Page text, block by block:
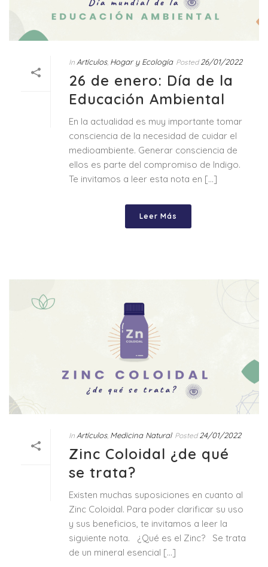
In Artículos, Hogar y Ecología Posted 26/01/2022
26 de enero: Día de la
Educación Ambiental
En la actualidad es muy importante tomar
consciencia de la necesidad de cuidar el
medioambiente. Generar consciencia de
ellos es parte del compromiso de Indigo.
Te invitamos a leer esta nota en [...]
Leer Más
In Artículos, Medicina Natural Posted 24/01/2022
Zinc Coloidal ¿de qué
se trata?
Existen muchas suposiciones en cuanto al
Zinc Coloidal. Para poder clarificar su uso
y sus beneficios, te invitamos a leer la
siguiente nota. ¿Qué es el Zinc? Se trata
de un mineral esencial [...]